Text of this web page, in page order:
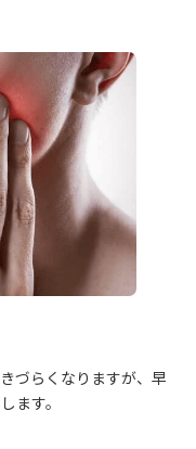
づらくなりますが、早
ます。